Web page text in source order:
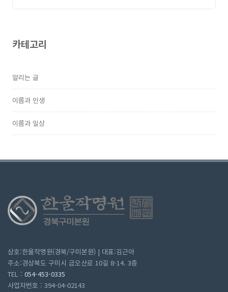
카테고리
알리는 글
이름과 인생
이름과 일상
상호:한울작명원(경북/구미본원) | 대표:김근아
주소:경상북도 구미시 금오산로 10길 8-14. 3층
TEL : 054-453-0335
사업자번호 : 394-04-02143